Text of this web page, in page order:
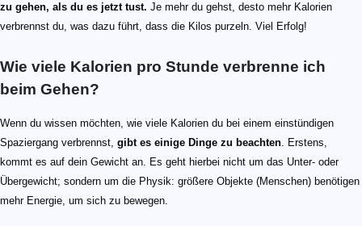
zu gehen, als du es jetzt tust. Je mehr du gehst, desto mehr Kalorien
verbrennst du, was dazu führt, dass die Kilos purzeln. Viel Erfolg!
Wie viele Kalorien pro Stunde verbrenne ich
beim Gehen?
Wenn du wissen möchten, wie viele Kalorien du bei einem einstündigen
Spaziergang verbrennst, gibt es einige Dinge zu beachten. Erstens,
kommt es auf dein Gewicht an. Es geht hierbei nicht um das Unter- oder
Übergewicht; sondern um die Physik: größere Objekte (Menschen) benötigen
mehr Energie, um sich zu bewegen.